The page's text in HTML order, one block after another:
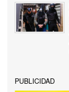
PUBLICIDAD